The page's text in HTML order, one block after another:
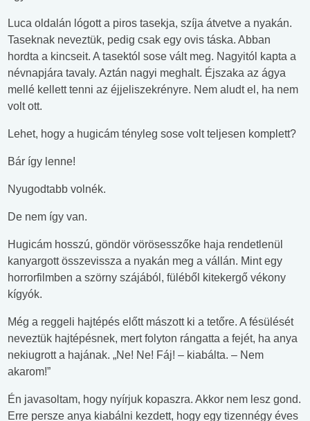
Luca oldalán lógott a piros tasekja, szíja átvetve a nyakán.
Taseknak neveztük, pedig csak egy ovis táska. Abban
hordta a kincseit. A tasektól sose vált meg. Nagyitól kapta a
névnapjára tavaly. Aztán nagyi meghalt. Éjszaka az ágya
mellé kellett tenni az éjjeliszekrényre. Nem aludt el, ha nem
volt ott.
Lehet, hogy a hugicám tényleg sose volt teljesen komplett?
Bár így lenne!
Nyugodtabb volnék.
De nem így van.
Hugicám hosszú, göndör vörösesszőke haja rendetlenül
kanyargott összevissza a nyakán meg a vállán. Mint egy
horrorfilmben a szörny szájából, füléből kitekergő vékony
kígyók.
Még a reggeli hajtépés előtt mászott ki a tetőre. A fésülését
neveztük hajtépésnek, mert folyton rángatta a fejét, ha anya
nekiugrott a hajának. „Ne! Ne! Fáj! ‒ kiabálta. ‒ Nem
akarom!”
Én javasoltam, hogy nyírjuk kopaszra. Akkor nem lesz gond.
Erre persze anya kiabálni kezdett, hogy egy tizennégy éves